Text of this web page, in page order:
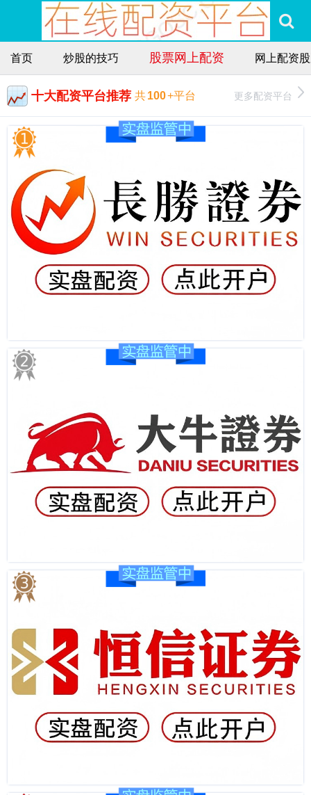
首页 炒股的技巧 股票网上配资 网上配资
十大配资平台推荐 共100+平台 更多配资平台